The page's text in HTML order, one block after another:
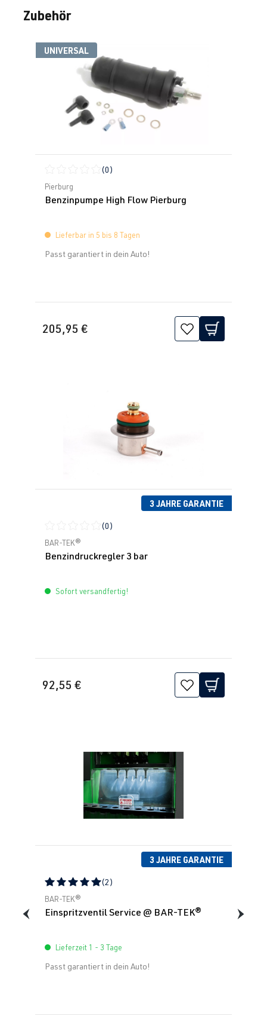
Produktgalerie überspringen
Zubehör
UNIVERSAL
Durchschnittliche Bewertung von 0 von 5 Sternen
(0)
Pierburg
Benzinpumpe High Flow Pierburg
Lieferbar in 5 bis 8 Tagen
Passt garantiert in dein Auto!
205,95 €
3 JAHRE GARANTIE
Durchschnittliche Bewertung von 0 von 5 Sternen
(0)
BAR-TEK®
Benzindruckregler 3 bar
Sofort versandfertig!
92,55 €
3 JAHRE GARANTIE
Durchschnittliche Bewertung von 5 von 5 Sternen
(2)
BAR-TEK®
Einspritzventil Service @ BAR-TEK®
Lieferzeit 1 - 3 Tage
Passt garantiert in dein Auto!